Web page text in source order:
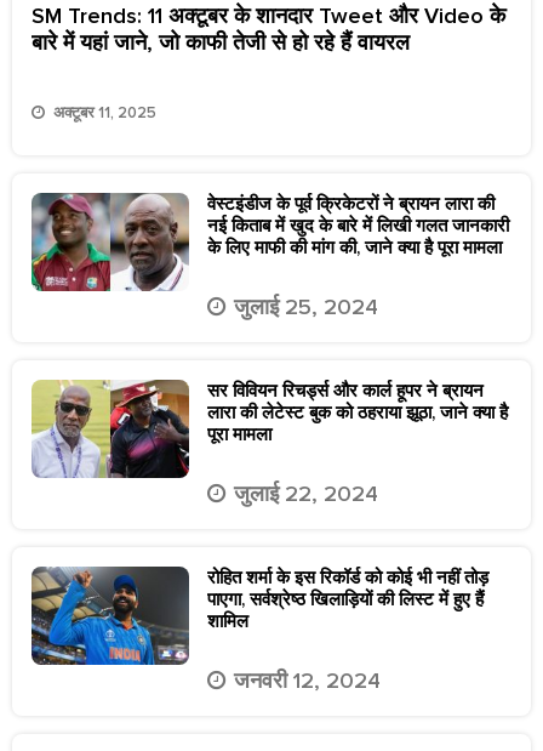
SM Trends: 11 अक्टूबर के शानदार Tweet और Video के
बारे में यहां जाने, जो काफी तेजी से हो रहे हैं वायरल
अक्टूबर 11, 2025
वेस्टइंडीज के पूर्व क्रिकेटरों ने ब्रायन लारा की
नई किताब में खुद के बारे में लिखी गलत जानकारी
के लिए माफी की मांग की, जाने क्या है पूरा मामला
जुलाई 25, 2024
सर विवियन रिचर्ड्स और कार्ल हूपर ने ब्रायन
लारा की लेटेस्ट बुक को ठहराया झूठा, जाने क्या है
पूरा मामला
जुलाई 22, 2024
रोहित शर्मा के इस रिकॉर्ड को कोई भी नहीं तोड़
पाएगा, सर्वश्रेष्ठ खिलाड़ियों की लिस्ट में हुए हैं
शामिल
जनवरी 12, 2024